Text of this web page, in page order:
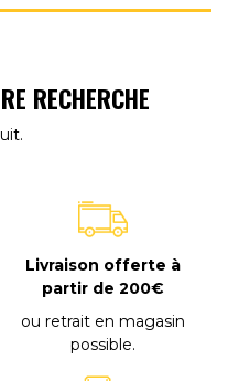
RECHERCHE
Livraison offerte à
partir de 200€
ou retrait en magasin
possible.